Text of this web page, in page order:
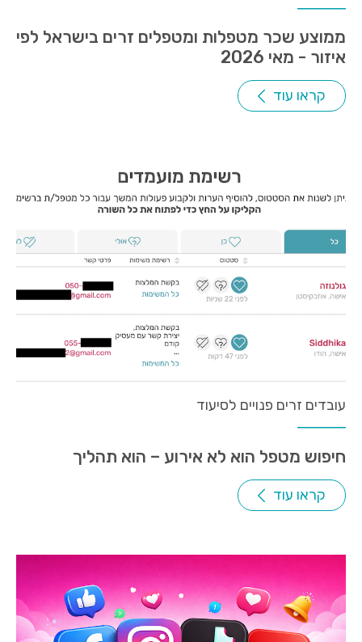
ממוצע שכר מטפלות ומטפלים זרים בישראל לפי
איזור - מאי 2026
קראו עוד
עובדים זרים פנויים לסיעוד
חיפוש מטפל הוא לא אירוע – הוא תהליך
קראו עוד